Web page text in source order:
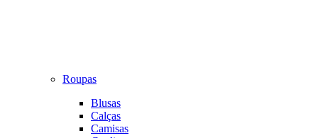
Roupas
Blusas
Calças
Camisas